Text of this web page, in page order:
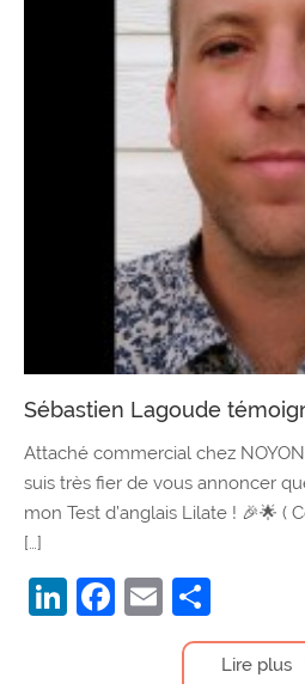
Sébastien Lagoude
Attaché commercial chez
suis très fier de vous annoncer
mon Test d’anglais Lilate ! 🎉🌟 (
[…]
LinkedIn
Facebook
Email
Lire plus